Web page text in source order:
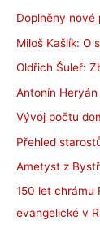
Doplněny nové
Miloš Kašlík: O
Oldřich Šuleř:
Antonín Heryán
Vývoj počtu
Přehled
Ametyst z
150 let chrámu
evangelické v